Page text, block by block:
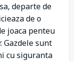
departe de
de o
joaca penteu
Gazdele sunt
cu siguranta